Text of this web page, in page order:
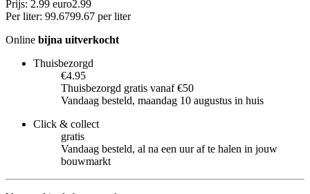
Prijs: 2.99 euro2.99
Per liter: 99.6799.67 per liter
Online bijna uitverkocht
Thuisbezorgd
€4.95
Thuisbezorgd gratis vanaf €50
Vandaag besteld, maandag 10 augustus in huis
Click & collect
gratis
Vandaag besteld, al na een uur af te halen in jouw
bouwmarkt